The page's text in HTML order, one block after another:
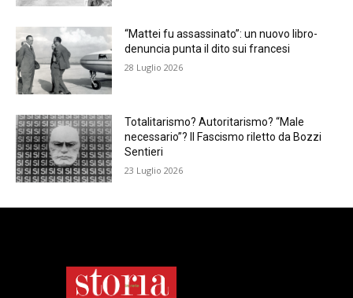
“Mattei fu assassinato”: un nuovo libro-
denuncia punta il dito sui francesi
28 Luglio 2026
Totalitarismo? Autoritarismo? “Male
necessario”? Il Fascismo riletto da Bozzi
Sentieri
23 Luglio 2026